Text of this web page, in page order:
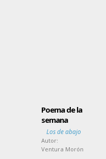
Poema de la
semana
Los de abajo
Autor:
Ventura Morón